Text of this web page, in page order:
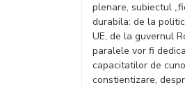
plenare, subiectul
durabila: de la
UE, de la guvernul
paralele vor fi
capacitatilor de
constientizare,